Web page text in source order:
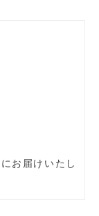
お届けいたし